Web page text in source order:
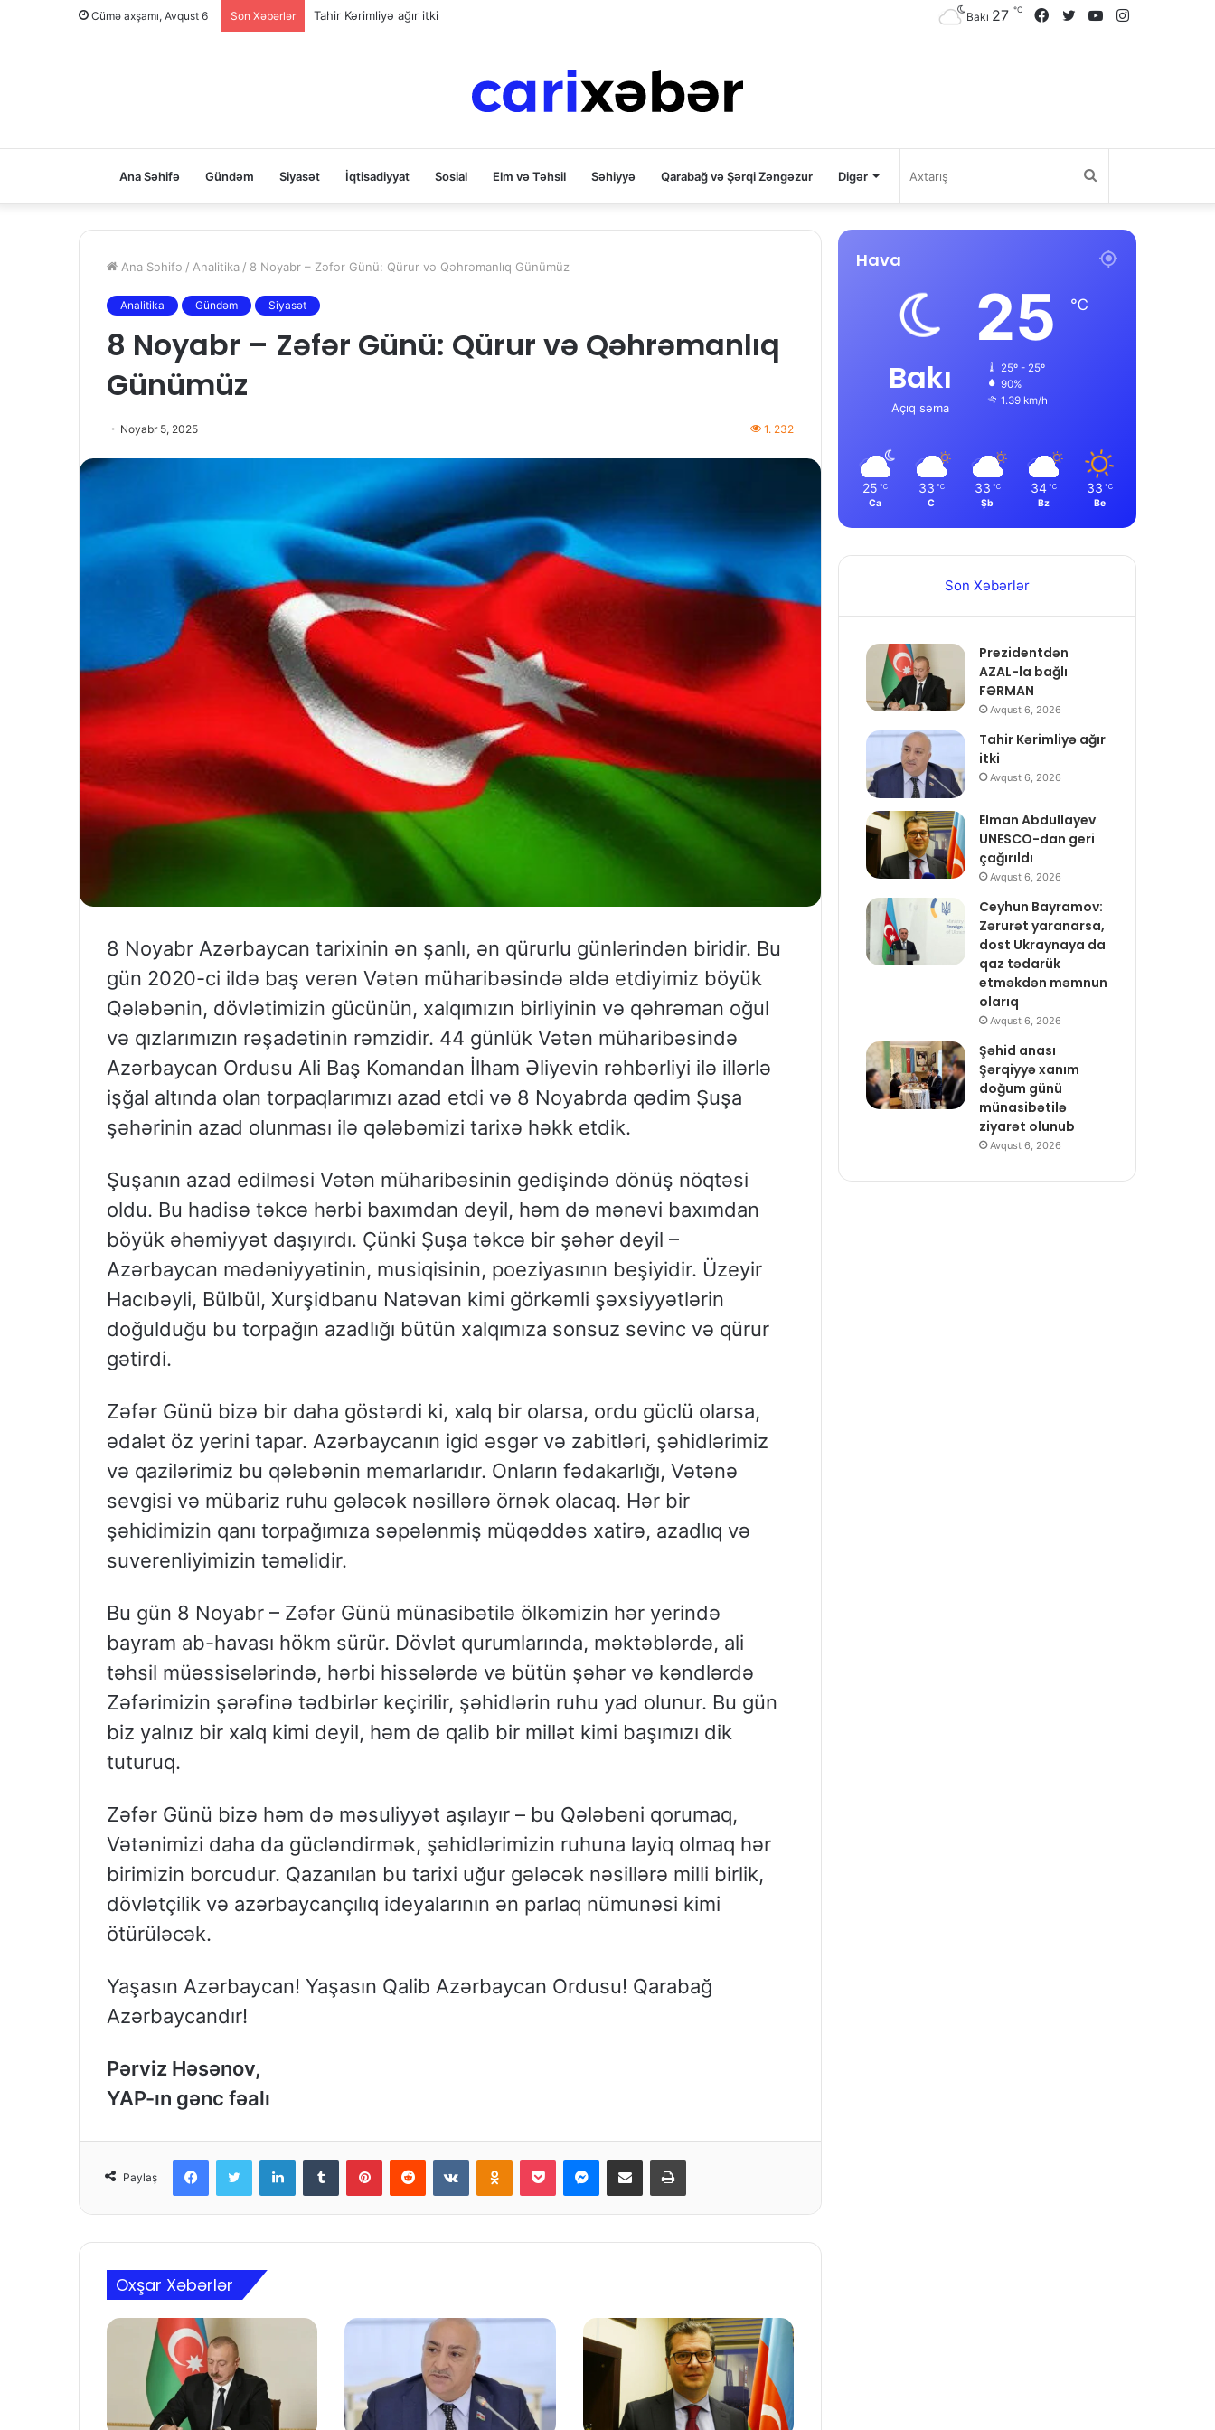
Cümə axşamı, Avqust 6 Son Xəbərlər Tahir Kərimliyə ağır itki YouTube
Twitter
Facebook
Bakı 27 ℃
Ana Səhifə Gündəm Siyasət İqtisadiyyat Sosial Elm və Təhsil Səhiyyə Qarabağ və Şərqi Zəngəzur Digər Axtarış
Ana Səhifə / Analitika / 8 Noyabr – Zəfər Günü: Qürur və Qəhrəmanlıq Günümüz
Analitika Gündəm Siyasət
8 Noyabr – Zəfər Günü: Qürur və Qəhrəmanlıq
Günümüz
Noyabr 5, 2025 1. 232
8 Noyabr Azərbaycan tarixinin ən şanlı, ən qürurlu günlərindən biridir. Bu
gün 2020-ci ildə baş verən Vətən müharibəsində əldə etdiyimiz böyük
Qələbənin, dövlətimizin gücünün, xalqımızın birliyinin və qəhrəman oğul
və qızlarımızın rəşadətinin rəmzidir. 44 günlük Vətən müharibəsində
Azərbaycan Ordusu Ali Baş Komandan İlham Əliyevin rəhbərliyi ilə illərlə
işğal altında olan torpaqlarımızı azad etdi və 8 Noyabrda qədim Şuşa
şəhərinin azad olunması ilə qələbəmizi tarixə həkk etdik.
Şuşanın azad edilməsi Vətən müharibəsinin gedişində dönüş nöqtəsi
oldu. Bu hadisə təkcə hərbi baxımdan deyil, həm də mənəvi baxımdan
böyük əhəmiyyət daşıyırdı. Çünki Şuşa təkcə bir şəhər deyil –
Azərbaycan mədəniyyətinin, musiqisinin, poeziyasının beşiyidir. Üzeyir
Hacıbəyli, Bülbül, Xurşidbanu Natəvan kimi görkəmli şəxsiyyətlərin
doğulduğu bu torpağın azadlığı bütün xalqımıza sonsuz sevinc və qürur
gətirdi.
Zəfər Günü bizə bir daha göstərdi ki, xalq bir olarsa, ordu güclü olarsa,
ədalət öz yerini tapar. Azərbaycanın igid əsgər və zabitləri, şəhidlərimiz
və qazilərimiz bu qələbənin memarlarıdır. Onların fədakarlığı, Vətənə
sevgisi və mübariz ruhu gələcək nəsillərə örnək olacaq. Hər bir
şəhidimizin qanı torpağımıza səpələnmiş müqəddəs xatirə, azadlıq və
suverenliyimizin təməlidir.
Bu gün 8 Noyabr – Zəfər Günü münasibətilə ölkəmizin hər yerində
bayram ab-havası hökm sürür. Dövlət qurumlarında, məktəblərdə, ali
təhsil müəssisələrində, hərbi hissələrdə və bütün şəhər və kəndlərdə
Zəfərimizin şərəfinə tədbirlər keçirilir, şəhidlərin ruhu yad olunur. Bu gün
biz yalnız bir xalq kimi deyil, həm də qalib bir millət kimi başımızı dik
tuturuq.
Zəfər Günü bizə həm də məsuliyyət aşılayır – bu Qələbəni qorumaq,
Vətənimizi daha da gücləndirmək, şəhidlərimizin ruhuna layiq olmaq hər
birimizin borcudur. Qazanılan bu tarixi uğur gələcək nəsillərə milli birlik,
dövlətçilik və azərbaycançılıq ideyalarının ən parlaq nümunəsi kimi
ötürüləcək.
Yaşasın Azərbaycan! Yaşasın Qalib Azərbaycan Ordusu! Qarabağ
Azərbaycandır!
Pərviz Həsənov,
YAP-ın gənc fəalı
Paylaş
Oxşar Xəbərlər
Hava
Bakı
Açıq səma
25 ℃
25º - 25º
90%
1.39 km/h
25 ℃
Ca
33 ℃
C
33 ℃
Şb
34 ℃
Bz
33 ℃
Be
Son Xəbərlər
Prezidentdən
AZAL-la bağlı
FƏRMAN
Avqust 6, 2026
Tahir Kərimliyə ağır
itki
Avqust 6, 2026
Elman Abdullayev
UNESCO-dan geri
çağırıldı
Avqust 6, 2026
Ceyhun Bayramov:
Zərurət yaranarsa,
dost Ukraynaya da
qaz tədarük
etməkdən məmnun
olarıq
Avqust 6, 2026
Şəhid anası
Şərqiyyə xanım
doğum günü
münasibətilə
ziyarət olunub
Avqust 6, 2026